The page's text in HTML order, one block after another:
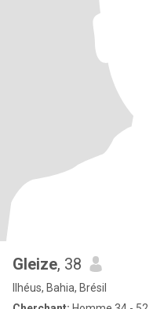
Gleize, 38
Ilhéus, Bahia, Brésil